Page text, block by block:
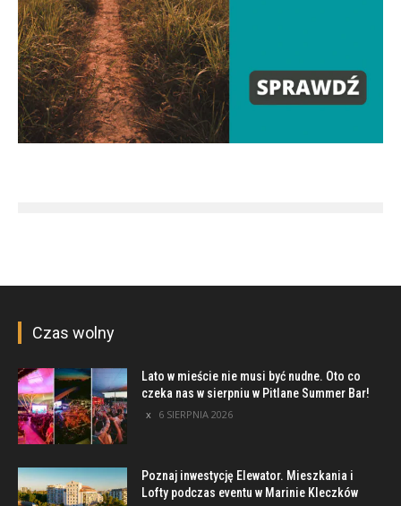
Czas wolny
Lato w mieście nie musi być nudne. Oto co
czeka nas w sierpniu w Pitlane Summer Bar!
6 SIERPNIA 2026
Poznaj inwestycję Elewator. Mieszkania i
Lofty podczas eventu w Marinie Kleczków